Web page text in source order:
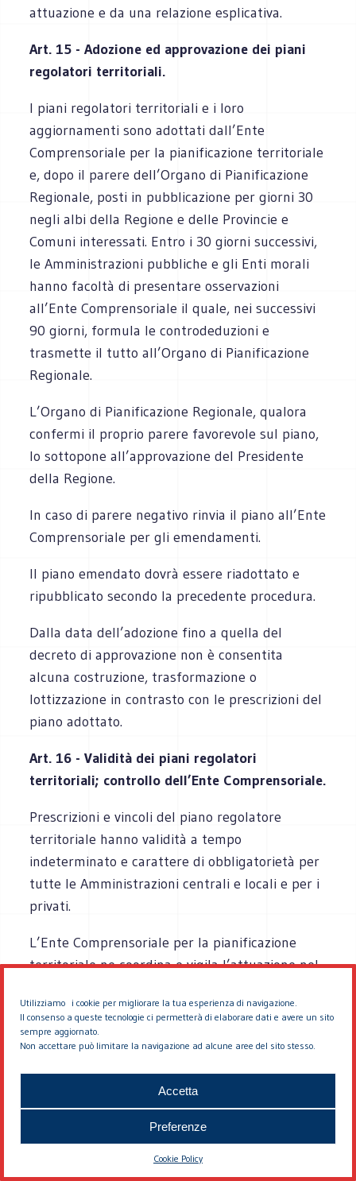
Utilizziamo i cookie per migliorare la tua esperienza di navigazione.
Il consenso a queste tecnologie ci permetterà di elaborare dati e avere un sito
sempre aggiornato.
Non accettare può limitare la navigazione ad alcune aree del sito stesso.
Accetta
Preferenze
Cookie Policy
attuazione e da una relazione esplicativa.
Art. 15 - Adozione ed approvazione dei piani
regolatori territoriali.
I piani regolatori territoriali e i loro
aggiornamenti sono adottati dall’Ente
Comprensoriale per la pianificazione territoriale
e, dopo il parere dell’Organo di Pianificazione
Regionale, posti in pubblicazione per giorni 30
negli albi della Regione e delle Provincie e
Comuni interessati. Entro i 30 giorni successivi,
le Amministrazioni pubbliche e gli Enti morali
hanno facoltà di presentare osservazioni
all’Ente Comprensoriale il quale, nei successivi
90 giorni, formula le controdeduzioni e
trasmette il tutto all’Organo di Pianificazione
Regionale.
L’Organo di Pianificazione Regionale, qualora
confermi il proprio parere favorevole sul piano,
lo sottopone all’approvazione del Presidente
della Regione.
In caso di parere negativo rinvia il piano all’Ente
Comprensoriale per gli emendamenti.
Il piano emendato dovrà essere riadottato e
ripubblicato secondo la precedente procedura.
Dalla data dell’adozione fino a quella del
decreto di approvazione non è consentita
alcuna costruzione, trasformazione o
lottizzazione in contrasto con le prescrizioni del
piano adottato.
Art. 16 - Validità dei piani regolatori
territoriali; controllo dell’Ente Comprensoriale.
Prescrizioni e vincoli del piano regolatore
territoriale hanno validità a tempo
indeterminato e carattere di obbligatorietà per
tutte le Amministrazioni centrali e locali e per i
privati.
L’Ente Comprensoriale per la pianificazione
territoriale ne coordina e vigila l’attuazione nel
di Consorzi misti tra Comuni, Provincie, Regioni
e Stato, ai fini della realizzazione di determinati
interventi ed opere di comune interesse,
comprese quelle per la valorizzazione agricola e
lo sviluppo industriale.
Eventuali varianti al piano regolatore
territoriale devono essere preventivamente